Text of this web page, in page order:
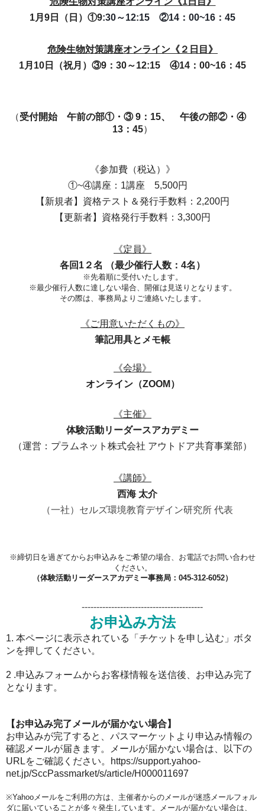
1月9日（日）①9:30～12:15 ②14：00~16：45
危険生物対策講座オンライン《２日目》
1月10日（祝月）③9：30～12:15 ④14：00~16：45
（受付開始 午前の部①・③ 9：15、 午後の部②・④
13：45）
《参加費（税込）》
①~④講座：1講座 5,500円
【新規者】資格テスト＆発行手数料：2,200円
【更新者】資格発行手数料：3,300円
《定員》
各回1２名 （最少催行人数：4名）
※先着順に受付いたします。
※最少催行人数に達しない場合、開催は見送りとなります。
その際は、事務局よりご連絡いたします。
《ご用意いただくもの》
筆記用具とメモ帳
《会場》
オンライン（ZOOM）
《主催》
体験活動リーダースアカデミー
（運営：プラムネット株式会社 アウトドア共育事業部）
《講師》
西海 太介
（一社）セルズ環境教育デザイン研究所 代表
※締切日を過ぎてからお申込みをご希望の場合、お電話でお問い合わせ
ください。
（体験活動リーダースアカデミー事務局：045-312-6052）
-----------------------------------------
お申込み方法
1. 本ページに表示されている「チケットを申し込む」ボタ
ンを押してください。
2 .申込みフォームからお客様情報を送信後、お申込み完了
となります。
【お申込み完了メールが届かない場合】
お申込みが完了すると、パスマーケットより申込み情報の
確認メールが届きます。メールが届かない場合は、以下の
URLをご確認ください。
https://support.yahoo-
net.jp/SccPassmarket/s/article/H000011697
※Yahooメールをご利用の方は、主催者からのメールが迷惑メールフォル
ダに届いていることが多々発生しています。メールが届かない場合は、